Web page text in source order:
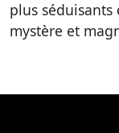
plus séduisants
mystère et